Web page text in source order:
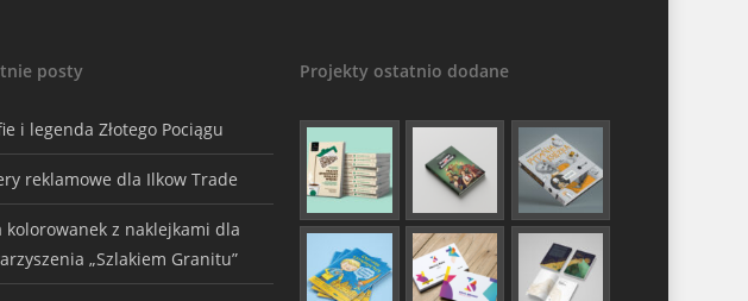
posty
i legenda Złotego Pociągu
reklamowe dla Ilkow Trade
kolorowanek z naklejkami dla
„Szlakiem Granitu”
Projekty ostatnio dodane